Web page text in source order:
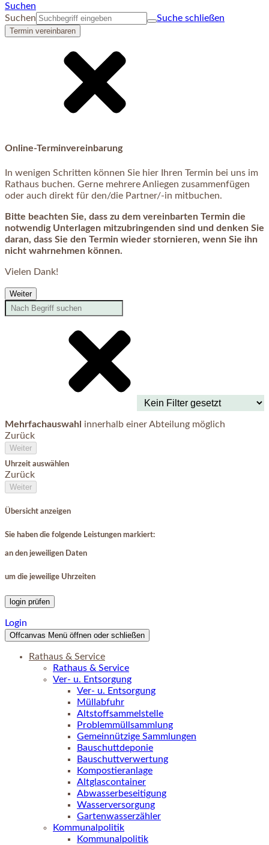
Suchen
Suchen
Suche schließen
Termin vereinbaren
Online-Terminvereinbarung
In wenigen Schritten können Sie hier Ihren Termin bei uns im
Rathaus buchen. Gerne mehrere Anliegen zusammenfügen
oder auch direkt für den/die Partner/-in mitbuchen.
Bitte beachten Sie, dass zu dem vereinbarten Termin die
notwendig Unterlagen mitzubringenden sind und denken Sie
daran, dass Sie den Termin wieder stornieren, wenn Sie ihn
nicht wahrnehmen können.
Vielen Dank!
Weiter
Mehrfachauswahl innerhalb einer Abteilung möglich
Zurück
Weiter
Uhrzeit auswählen
Zurück
Weiter
Übersicht anzeigen
Sie haben die folgende Leistungen markiert:
an den jeweiligen Daten
um die jeweilige Uhrzeiten
login prüfen
Login
Offcanvas Menü öffnen oder schließen
Rathaus & Service
Rathaus & Service
Ver- u. Entsorgung
Ver- u. Entsorgung
Müllabfuhr
Altstoffsammelstelle
Problemmüllsammlung
Gemeinnützige Sammlungen
Bauschuttdeponie
Bauschuttverwertung
Kompostieranlage
Altglascontainer
Abwasserbeseitigung
Wasserversorgung
Gartenwasserzähler
Kommunalpolitik
Kommunalpolitik